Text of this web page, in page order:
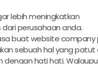
lebih meningkatkan
perusahaan anda.
buat website company
sebuah hal yang patut
dengan hati hati.